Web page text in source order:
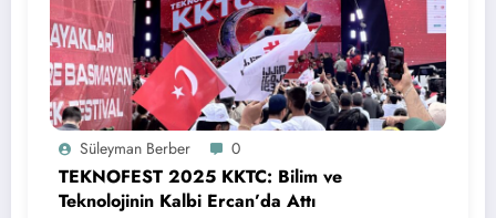
Süleyman Berber 0
TEKNOFEST 2025 KKTC: Bilim ve
Teknolojinin Kalbi Ercan’da Attı